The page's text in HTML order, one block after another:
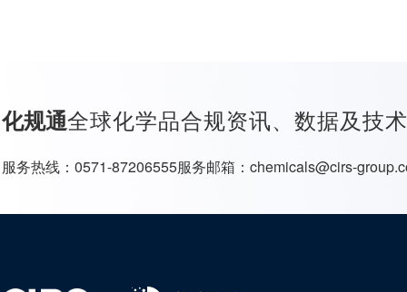
化规通全球化学品合规资讯、数据及技
服务热线： 0571-87206555服务邮箱： chemicals@cirs-